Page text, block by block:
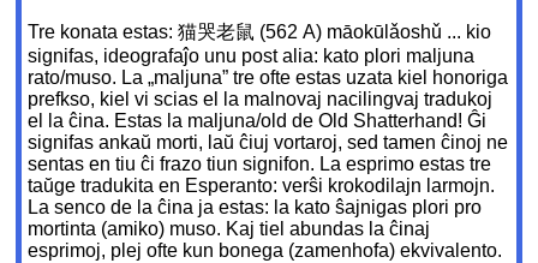
Tre konata estas: 猫哭老鼠 (562 A) māokūlǎoshǔ ... kio
signifas, ideografaĵo unu post alia: kato plori maljuna
rato/muso. La „maljuna” tre ofte estas uzata kiel honoriga
prefkso, kiel vi scias el la malnovaj nacilingvaj tradukoj
el la ĉina. Estas la maljuna/old de Old Shatterhand! Ĝi
signifas ankaŭ morti, laŭ ĉiuj vortaroj, sed tamen ĉinoj ne
sentas en tiu ĉi frazo tiun signifon. La esprimo estas tre
taŭge tradukita en Esperanto: verŝi krokodilajn larmojn.
La senco de la ĉina ja estas: la kato ŝajnigas plori pro
mortinta (amiko) muso. Kaj tiel abundas la ĉinaj
esprimoj, plej ofte kun bonega (zamenhofa) ekvivalento.